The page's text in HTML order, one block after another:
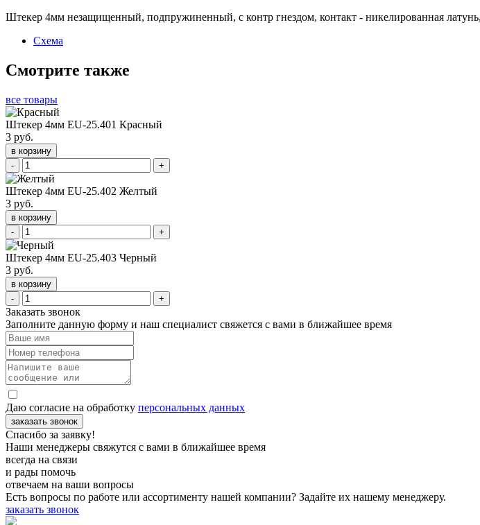
Штекер 4мм незащищенный, подпружиненный, с контр гнездом, контакт - никелированная
Схема
Смотрите также
все товары
Штекер 4мм EU-25.401 Красный
3 руб.
в корзину
-
+
Штекер 4мм EU-25.402 Желтый
3 руб.
в корзину
-
+
Штекер 4мм EU-25.403 Черный
3 руб.
в корзину
-
+
Заказать звонок
Заполните данную форму и наш специалист свяжется с вами в ближайшее время
Даю согласие на обработку персональных данных
заказать звонок
Спасибо за заявку!
Наши менеджеры свяжутся с вами в ближайшее время
всегда на связи
и рады помочь
отвечаем на ваши вопросы
Есть вопросы по работе или ассортименту нашей компании? Задайте их нашему менеджеру.
заказать звонок